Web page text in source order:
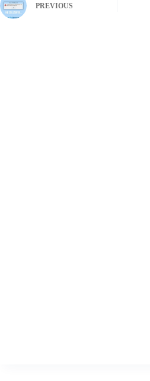
PREVIOUS